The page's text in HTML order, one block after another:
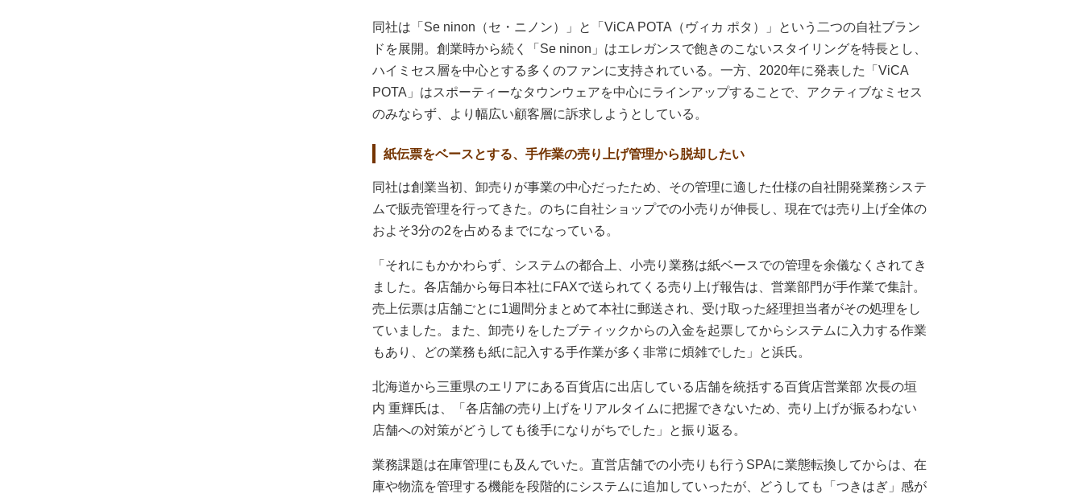
同社は「Se ninon（セ・ニノン）」と「ViCA POTA（ヴィカ ポタ）」という二つの自社ブラン
ドを展開。創業時から続く「Se ninon」はエレガンスで飽きのこないスタイリングを特長とし、
ハイミセス層を中心とする多くのファンに支持されている。一方、2020年に発表した「ViCA
POTA」はスポーティーなタウンウェアを中心にラインアップすることで、アクティブなミセス
のみならず、より幅広い顧客層に訴求しようとしている。
紙伝票をベースとする、手作業の売り上げ管理から脱却したい
同社は創業当初、卸売りが事業の中心だったため、その管理に適した仕様の自社開発業務システ
ムで販売管理を行ってきた。のちに自社ショップでの小売りが伸長し、現在では売り上げ全体の
およそ3分の2を占めるまでになっている。
「それにもかかわらず、システムの都合上、小売り業務は紙ベースでの管理を余儀なくされてき
ました。各店舗から毎日本社にFAXで送られてくる売り上げ報告は、営業部門が手作業で集計。
売上伝票は店舗ごとに1週間分まとめて本社に郵送され、受け取った経理担当者がその処理をし
ていました。また、卸売りをしたブティックからの入金を起票してからシステムに入力する作業
もあり、どの業務も紙に記入する手作業が多く非常に煩雑でした」と浜氏。
北海道から三重県のエリアにある百貨店に出店している店舗を統括する百貨店営業部 次長の垣
内 重輝氏は、「各店舗の売り上げをリアルタイムに把握できないため、売り上げが振るわない
店舗への対策がどうしても後手になりがちでした」と振り返る。
業務課題は在庫管理にも及んでいた。直営店舗での小売りも行うSPAに業態転換してからは、在
庫や物流を管理する機能を段階的にシステムに追加していったが、どうしても「つきはぎ」感が